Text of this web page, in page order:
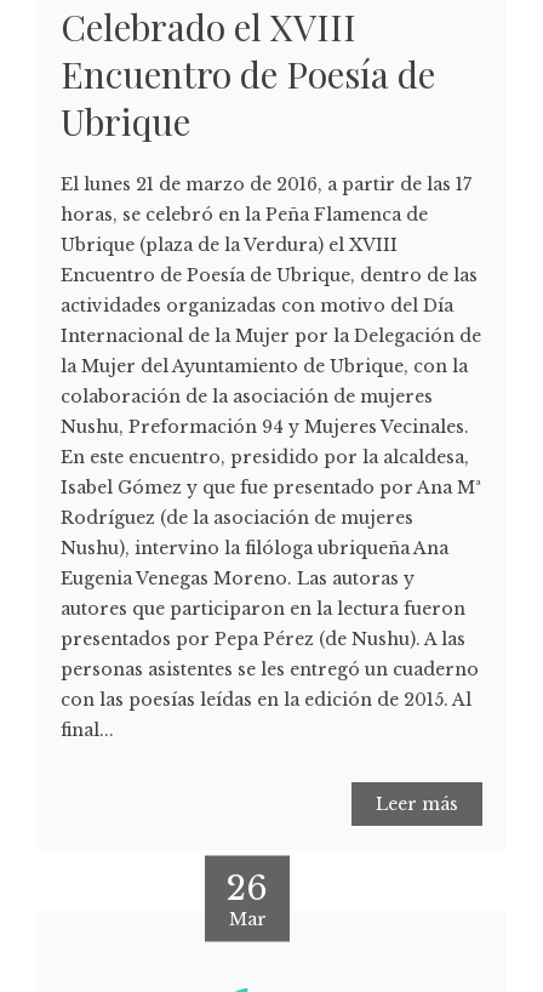
Celebrado el XVIII
Encuentro de Poesía de
Ubrique
El lunes 21 de marzo de 2016, a partir de las 17
horas, se celebró en la Peña Flamenca de
Ubrique (plaza de la Verdura) el XVIII
Encuentro de Poesía de Ubrique, dentro de las
actividades organizadas con motivo del Día
Internacional de la Mujer por la Delegación de
la Mujer del Ayuntamiento de Ubrique, con la
colaboración de la asociación de mujeres
Nushu, Preformación 94 y Mujeres Vecinales.
En este encuentro, presidido por la alcaldesa,
Isabel Gómez y que fue presentado por Ana Mª
Rodríguez (de la asociación de mujeres
Nushu), intervino la filóloga ubriqueña Ana
Eugenia Venegas Moreno. Las autoras y
autores que participaron en la lectura fueron
presentados por Pepa Pérez (de Nushu). A las
personas asistentes se les entregó un cuaderno
con las poesías leídas en la edición de 2015. Al
final...
Leer más
26
Mar